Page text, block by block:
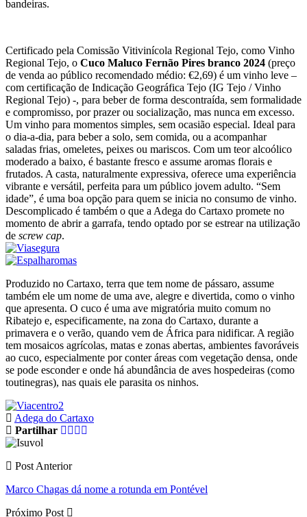
bandeiras.
Certificado pela Comissão Vitivinícola Regional Tejo, como Vinho
Regional Tejo, o Cuco Maluco Fernão Pires branco 2024 (preço
de venda ao público recomendado médio: €2,69) é um vinho leve –
com certificação de Indicação Geográfica Tejo (IG Tejo / Vinho
Regional Tejo) -, para beber de forma descontraída, sem formalidade
e compromisso, por prazer ou socialização, mas nunca em excesso.
Um vinho para momentos simples, sem ocasião especial. Ideal para
o dia-a-dia, para beber a solo, sem comida, ou a acompanhar
saladas frias, omeletes, peixes ou mariscos. Com um teor alcoólico
moderado a baixo, é bastante fresco e assume aromas florais e
frutados. A casta, naturalmente expressiva, oferece uma experiência
vibrante e versátil, perfeita para um público jovem adulto. “Sem
idade”, é uma boa opção para quem se inicia no consumo de vinho.
Descomplicado é também o que a Adega do Cartaxo promete no
momento de abrir a garrafa, tendo optado por se estrear na utilização
de screw cap.
Produzido no Cartaxo, terra que tem nome de pássaro, assume
também ele um nome de uma ave, alegre e divertida, como o vinho
que apresenta. O cuco é uma ave migratória muito comum no
Ribatejo e, especificamente, na zona do Cartaxo, durante a
primavera e o verão, quando vem de África para nidificar. A região
tem mosaicos agrícolas, matas e zonas abertas, ambientes favoráveis
ao cuco, especialmente por conter áreas com vegetação densa, onde
se pode esconder e onde há abundância de aves hospedeiras (como
toutinegras), nas quais ele parasita os ninhos.
Adega do Cartaxo
Partilhar
Post Anterior
Marco Chagas dá nome a rotunda em Pontével
Próximo Post